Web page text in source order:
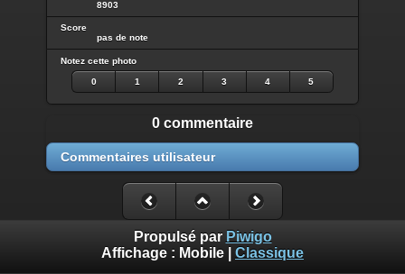
8903
Score
pas de note
Notez cette photo
0 1 2 3 4 5
0 commentaire
Commentaires utilisateur
Propulsé par Piwigo
Affichage : Mobile Classique